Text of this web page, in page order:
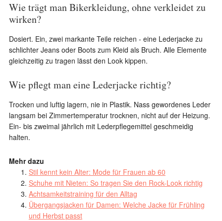
Wie trägt man Bikerkleidung, ohne verkleidet zu
wirken?
Dosiert. Ein, zwei markante Teile reichen - eine Lederjacke zu
schlichter Jeans oder Boots zum Kleid als Bruch. Alle Elemente
gleichzeitig zu tragen lässt den Look kippen.
Wie pflegt man eine Lederjacke richtig?
Trocken und luftig lagern, nie in Plastik. Nass gewordenes Leder
langsam bei Zimmertemperatur trocknen, nicht auf der Heizung.
Ein- bis zweimal jährlich mit Lederpflegemittel geschmeidig
halten.
Mehr dazu
Stil kennt kein Alter: Mode für Frauen ab 60
Schuhe mit Nieten: So tragen Sie den Rock-Look richtig
Achtsamkeitstraining für den Alltag
Übergangsjacken für Damen: Welche Jacke für Frühling
und Herbst passt